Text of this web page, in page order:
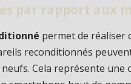
par rapport aux
permet de réaliser
reconditionnés
Cela représente